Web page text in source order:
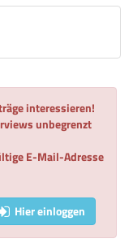
interessieren!
unbegrenzt
E-Mail-Adresse
Hier einloggen